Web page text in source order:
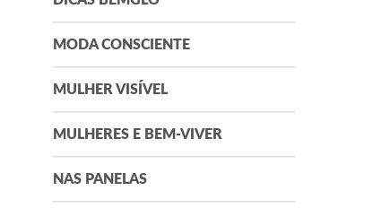
MODA CONSCIENTE
MULHER VISÍVEL
MULHERES E BEM-VIVER
NAS PANELAS